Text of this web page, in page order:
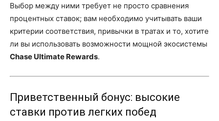
Выбор между ними требует не просто сравнения
процентных ставок; вам необходимо учитывать ваши
критерии соответствия, привычки в тратах и то, хотите
ли вы использовать возможности мощной экосистемы
Chase Ultimate Rewards.
Приветственный бонус: высокие
ставки против легких побед